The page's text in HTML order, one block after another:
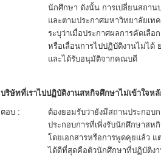
นักศึกษา ดังนั้น การเปลี่ยนสถา
และตามประกาศมหาวิทยาลัยเท
ระบุว่าเมื่อประกาศผลการคัดเลื
หรือเลื่อนการไปปฏิบัติงานไม่ได้
และได้รับอนุมัติจากคณบดี
บริษัทที่เราไปปฏิบัติงานสหกิจศึกษาไม่เข้าใจห
ตอบ :
ต้องยอมรับว่ายังมีสถานประกอบ
ประกอบการที่เพิ่งรับนักศึกษาสห
โดยเอกสารหรือการพูดคุยแล้ว
ได้ดีที่สุดคือตัวนักศึกษาที่ปฏิบัติง